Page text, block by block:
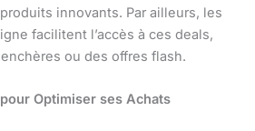
innovants. Par ailleurs, les
facilitent l’accès à ces deals,
ou des offres flash.
Optimiser ses Achats